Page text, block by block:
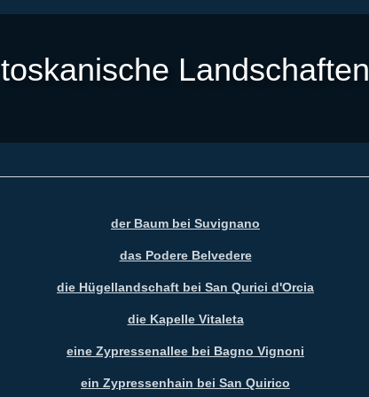
toskanische Landschaften
der Baum bei Suvignano
das Podere Belvedere
die Hügellandschaft bei San Qurici d'Orcia
die Kapelle Vitaleta
eine Zypressenallee bei Bagno Vignoni
ein Zypressenhain bei San Quirico